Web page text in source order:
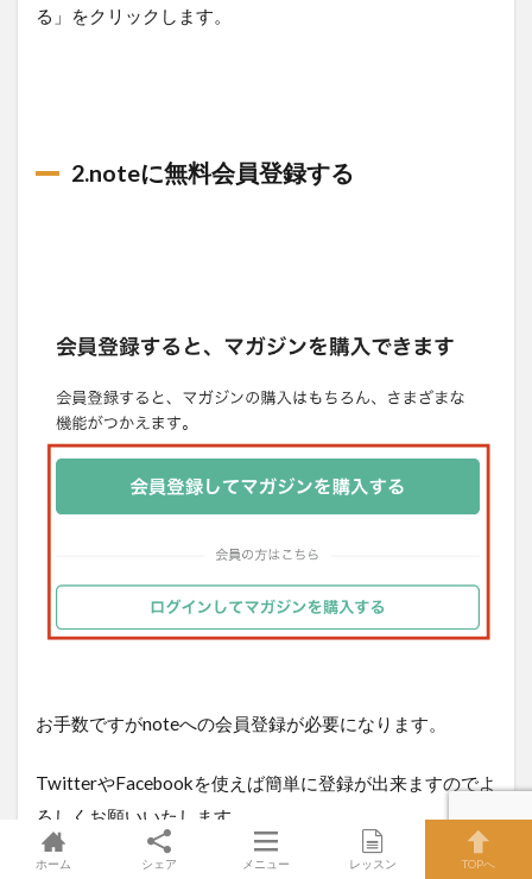
る」をクリックします。
2.noteに無料会員登録する
お手数ですがnoteへの会員登録が必要になります。
TwitterやFacebookを使えば簡単に登録が出来ますのでよ
ろしくお願いいたします。
ホーム シェア メニュー レッスン TOPへ